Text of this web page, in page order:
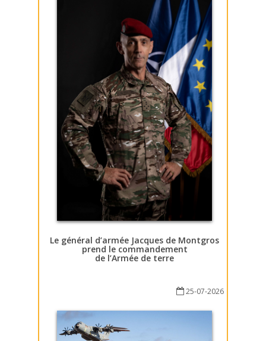
Le général d’armée Jacques de Montgros
prend le commandement
de l’Armée de terre
25-07-2026